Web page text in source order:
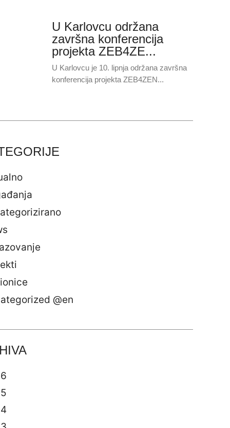
U Karlovcu održana
završna konferencija
projekta ZEB4ZE...
U Karlovcu je 10. lipnja održana završna
konferencija projekta ZEB4ZEN...
@en